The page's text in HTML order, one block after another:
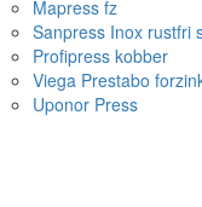
Mapress fz
Sanpress Inox rustfri
Profipress kobber
Viega Prestabo
Uponor Press